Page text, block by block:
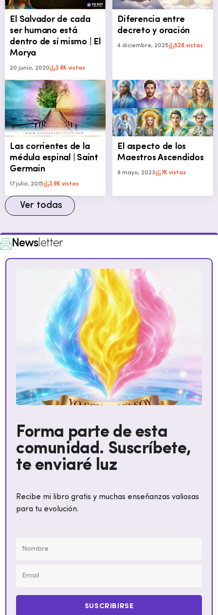
El Salvador de cada
ser humano está
dentro de sí mismo | El
Morya
20 junio, 2020 3.8K vistas
Diferencia entre
decreto y oración
4 diciembre, 2025 528 vistas
Las corrientes de la
médula espinal | Saint
Germain
17 julio, 2015 3.9K vistas
El aspecto de los
Maestros Ascendidos
8 mayo, 2023 7K vistas
Ver todas
Newsletter
Forma parte de esta
comunidad. Suscríbete,
te enviaré luz
Recibe mi libro gratis y muchas enseñanzas valiosas
para tu evolución.
SUSCRIBIRSE